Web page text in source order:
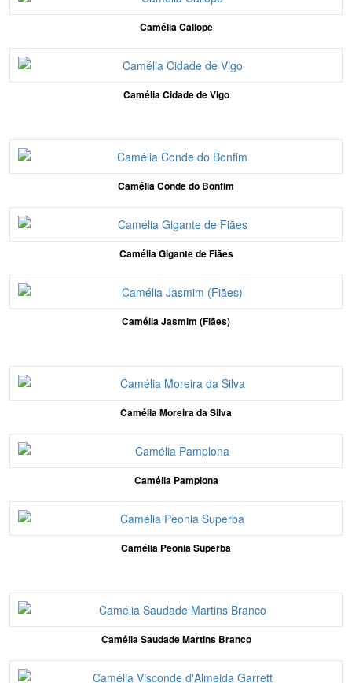
Camélia Caliope
Camélia Cidade de Vigo
Camélia Conde do Bonfim
Camélia Gigante de Fiães
Camélia Jasmim (Fiães)
Camélia Moreira da Silva
Camélia Pamplona
Camélia Peonia Superba
Camélia Saudade Martins Branco